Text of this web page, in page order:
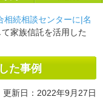
相続相談センターに|名
家族信託を活用した
た事例
新日：2022年9月27日